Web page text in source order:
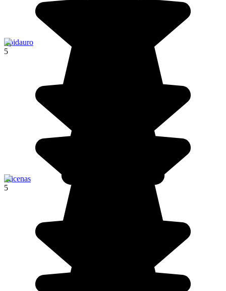
Epidauro
5
Micenas
5